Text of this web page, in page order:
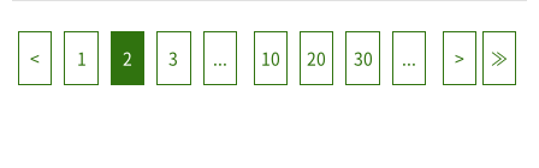
< 1 2 3 10 20 30 > ≫